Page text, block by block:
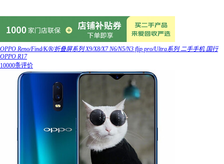
OPPO Reno/Find/K/R/折叠屏系列 X9/X8/X7 N6/N5/N3 flip pro/Ultra系列 二手手机 国行
OPPO R17
10000条评价